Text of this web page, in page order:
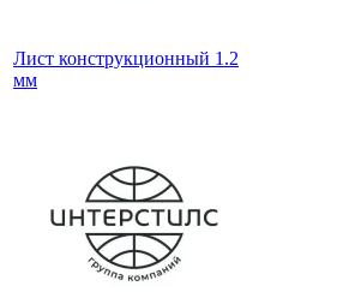
Лист конструкционный 1.2
мм